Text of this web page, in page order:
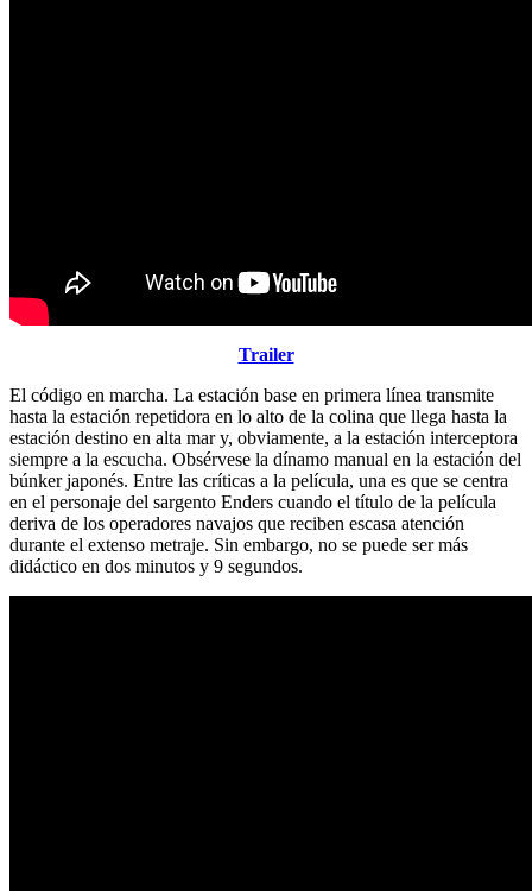
Trailer
El código en marcha. La estación base en primera línea transmite
hasta la estación repetidora en lo alto de la colina que llega hasta la
estación destino en alta mar y, obviamente, a la estación interceptora
siempre a la escucha. Obsérvese la dínamo manual en la estación del
búnker japonés. Entre las críticas a la película, una es que se centra
en el personaje del sargento Enders cuando el título de la película
deriva de los operadores navajos que reciben escasa atención
durante el extenso metraje. Sin embargo, no se puede ser más
didáctico en dos minutos y 9 segundos.